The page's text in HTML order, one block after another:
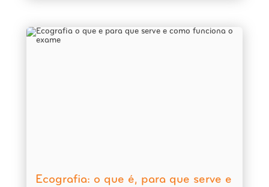
Ecografia: o que é, para que serve e